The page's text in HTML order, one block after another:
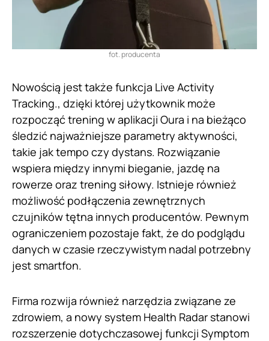
fot. producenta
Nowością jest także funkcja Live Activity
Tracking., dzięki której użytkownik może
rozpocząć trening w aplikacji Oura i na bieżąco
śledzić najważniejsze parametry aktywności,
takie jak tempo czy dystans. Rozwiązanie
wspiera między innymi bieganie, jazdę na
rowerze oraz trening siłowy. Istnieje również
możliwość podłączenia zewnętrznych
czujników tętna innych producentów. Pewnym
ograniczeniem pozostaje fakt, że do podglądu
danych w czasie rzeczywistym nadal potrzebny
jest smartfon.
Firma rozwija również narzędzia związane ze
zdrowiem, a nowy system Health Radar stanowi
rozszerzenie dotychczasowej funkcji Symptom